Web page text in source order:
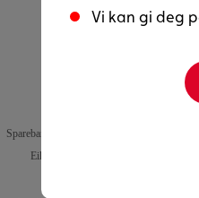
Vi kan gi deg